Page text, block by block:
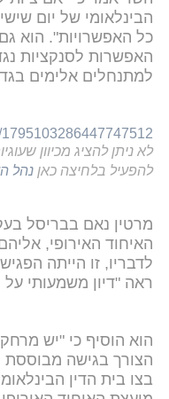
הבינלאומי של יום
כל האפשרויות". הוא
האפשרות לסנקציות
למתנחלים אלימים
לא ניתן להציג מכיוון
להפעיל בלחיצה כאן נהל
מרטין נאם בבריסל
האיחוד האירופי,
לדבריו, זו הייתה
ראה "דיון משמעותי על
הוא הוסיף כי "יש
הצורך בגישה
בצו בית הדין